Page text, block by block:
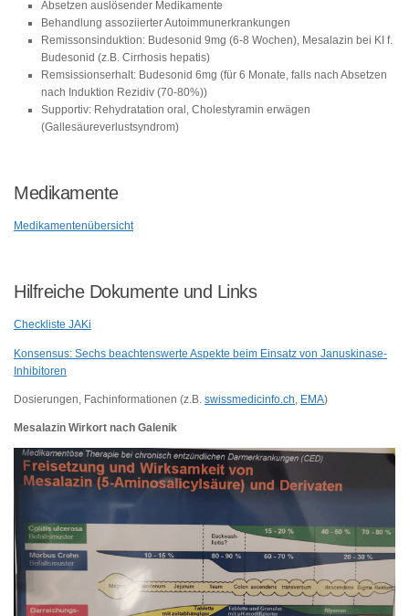
Absetzen auslösender Medikamente
Behandlung assoziierter Autoimmunerkrankungen
Remissonsinduktion: Budesonid 9mg (6-8 Wochen), Mesalazin bei KI f.
Budesonid (z.B. Cirrhosis hepatis)
Remsissionserhalt: Budesonid 6mg (für 6 Monate, falls nach Absetzen
nach Induktion Rezidiv (70-80%))
Supportiv: Rehydratation oral, Cholestyramin erwägen
(Gallesäureverlustsyndrom)
Medikamente
Medikamentenübersicht
Hilfreiche Dokumente und Links
Checkliste JAKi
Konsensus: Sechs beachtenswerte Aspekte beim Einsatz von Januskinase-
Inhibitoren
Dosierungen, Fachinformationen (z.B. swissmedicinfo.ch EMA)
Mesalazin Wirkort nach Galenik